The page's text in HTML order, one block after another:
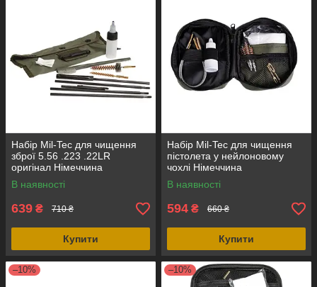
Набір Mil-Tec для чищення
зброї 5.56 .223 .22LR
оригінал Німеччина
В наявності
639 ₴ 710 ₴
Купити
Набір Mil-Tec для чищення
пістолета у нейлоновому
чохлі Німеччина
В наявності
594 ₴ 660 ₴
Купити
–10% –10%